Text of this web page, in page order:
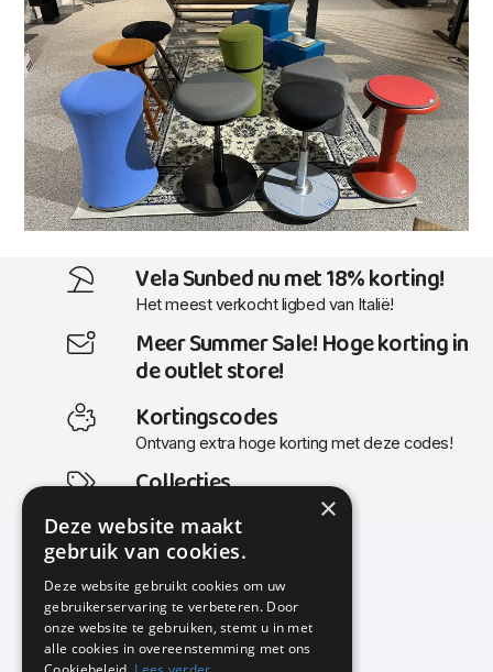
Vela Sunbed nu met 18% korting!
Het meest verkocht ligbed van Italië!
Meer Summer Sale! Hoge korting in
de outlet store!
Kortingscodes
Ontvang extra hoge korting met deze codes!
Collecties
Actuele en populaire collecties
KMP Kantoormeubilair
Airport Business Park
Frankfurtstraat 29-31
×
Deze website maakt
gebruik van cookies.
Deze website gebruikt cookies om uw
gebruikerservaring te verbeteren. Door
onze website te gebruiken, stemt u in met
alle cookies in overeenstemming met ons